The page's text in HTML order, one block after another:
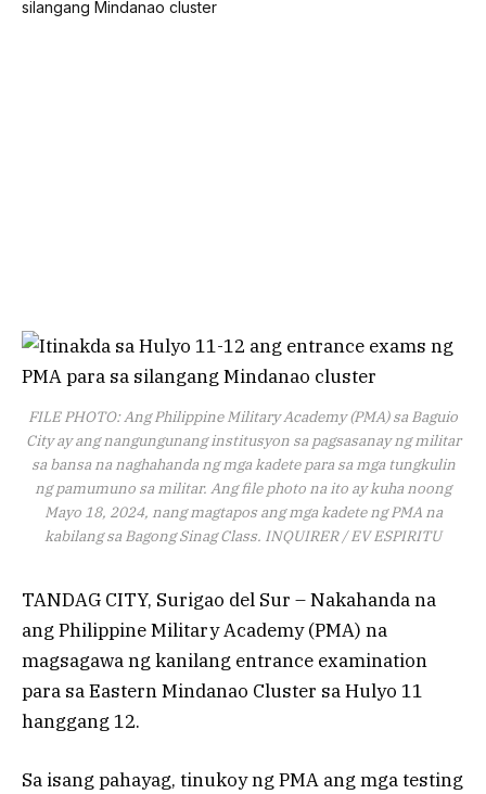
FILE PHOTO: Ang Philippine Military Academy (PMA) sa Baguio
City ay ang nangungunang institusyon sa pagsasanay ng militar
sa bansa na naghahanda ng mga kadete para sa mga tungkulin
ng pamumuno sa militar. Ang file photo na ito ay kuha noong
Mayo 18, 2024, nang magtapos ang mga kadete ng PMA na
kabilang sa Bagong Sinag Class. INQUIRER / EV ESPIRITU
TANDAG CITY, Surigao del Sur – Nakahanda na
ang Philippine Military Academy (PMA) na
magsagawa ng kanilang entrance examination
para sa Eastern Mindanao Cluster sa Hulyo 11
hanggang 12.
Sa isang pahayag, tinukoy ng PMA ang mga testing